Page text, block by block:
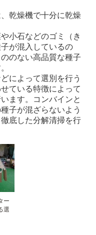
乾燥機で十分に乾燥
小石などのゴミ（き
が混入しているの
のない高品質な種子
によって選別を行う
ている特徴によって
ます。コンバインと
子が混ざらないよう
底した分解清掃を行
ー
選